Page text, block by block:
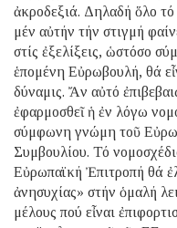
ἀκροδεξιά. Δηλαδή ὅλο τό
μέν αὐτήν τήν στιγμή
στίς ἐξελίξεις, ὡστόσο
ἑπομένη Εὐρωβουλή, θά
δύναμις. Ἄν αὐτό
ἐφαρμοσθεῖ ἡ ἐν λόγω
σύμφωνη γνώμη τοῦ
Συμβουλίου. Τό
Εὐρωπαϊκή Ἐπιτροπή θά
ἀνησυχίας» στήν ὁμαλή
μέλους πού εἶναι